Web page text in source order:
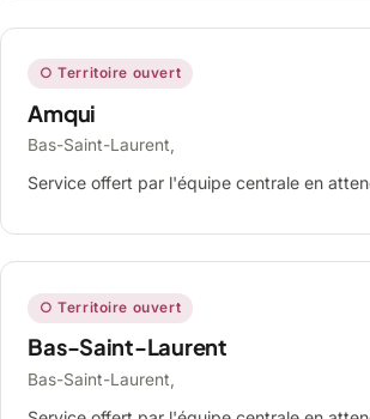
○ Territoire ouvert
Amqui
Bas-Saint-Laurent,
Service offert par l'équipe centrale en
○ Territoire ouvert
Bas-Saint-Laurent
Bas-Saint-Laurent,